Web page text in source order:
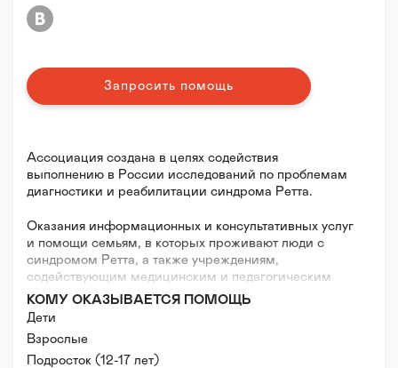
Ассоциация создана в целях содействия
выполнению в России исследований по проблемам
диагностики и реабилитации синдрома Ретта.
Оказания информационных и консультативных услуг
и помощи семьям, в которых проживают люди с
синдромом Ретта, а также учреждениям,
содействующим медицинским и педагогическим
научным исследованиям синдрома, оказывающим
помощь людям с синдромом Ретта и их семьям.
КОМУ ОКАЗЫВАЕТСЯ ПОМОЩЬ
Дети
Взрослые
Подросток (12-17 лет)
Запросить помощь